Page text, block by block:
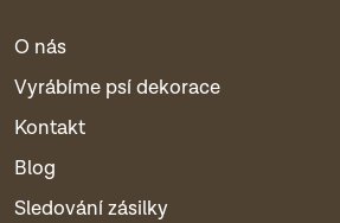
O nás
Vyrábíme psí dekorace
Kontakt
Blog
Sledování zásilky